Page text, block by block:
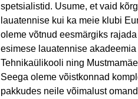
spetsialistid. Usume, et vaid
lauatennise kui ka meie klubi
oleme võtnud eesmärgiks
esimese lauatennise
Tehnikaülikooli ning
Seega oleme võistkonnad
pakkudes neile võimalust